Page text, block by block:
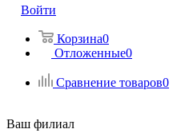
Войти
Корзина0
Отложенные0
Сравнение товаров0
Ваш филиал